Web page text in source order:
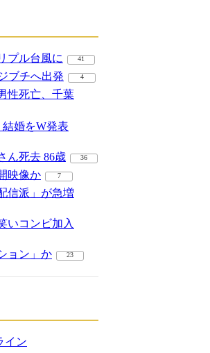
プル台風に 41
ブチへ出発 4
性死亡、千葉
婚をW発表
ん死去 86歳 36
映像か 7
信派」が急増
いコンビ加入
ョン」か 23
イン